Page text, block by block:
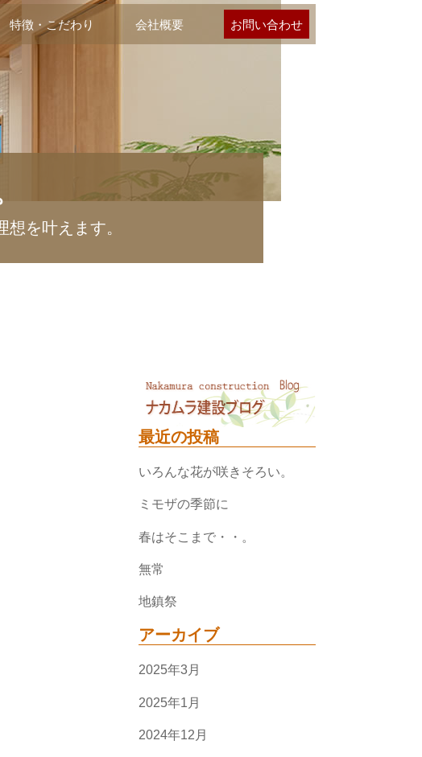
特徴・こだわり 会社概要 お問い合わせ
を叶えます。
最近の投稿
いろんな花が咲きそろい。
ミモザの季節に
春はそこまで・・。
無常
地鎮祭
アーカイブ
2025年3月
2025年1月
2024年12月